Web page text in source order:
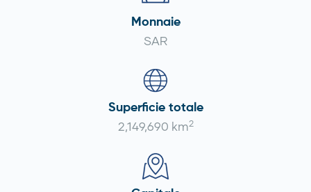
Monnaie
SAR
Superficie totale
2,149,690 km2